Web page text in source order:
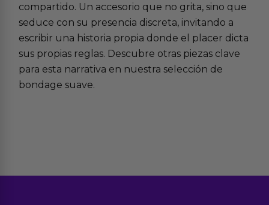
compartido. Un accesorio que no grita, sino que
seduce con su presencia discreta, invitando a
escribir una historia propia donde el placer dicta
sus propias reglas. Descubre otras piezas clave
para esta narrativa en nuestra selección de
bondage suave.